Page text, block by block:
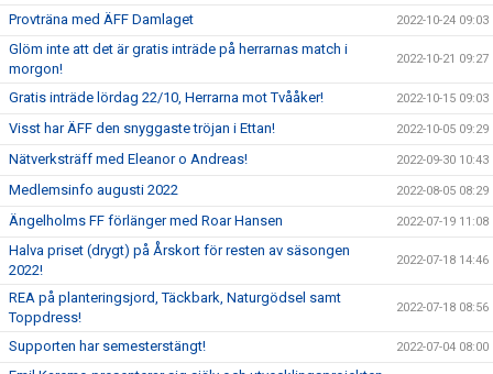
Provträna med ÄFF Damlaget 2022-10-24 09:03
Glöm inte att det är gratis inträde på herrarnas match i
morgon!
2022-10-21 09:27
Gratis inträde lördag 22/10, Herrarna mot Tvååker! 2022-10-15 09:03
Visst har ÄFF den snyggaste tröjan i Ettan! 2022-10-05 09:29
Nätverksträff med Eleanor o Andreas! 2022-09-30 10:43
Medlemsinfo augusti 2022 2022-08-05 08:29
Ängelholms FF förlänger med Roar Hansen 2022-07-19 11:08
Halva priset (drygt) på Årskort för resten av säsongen
2022!
2022-07-18 14:46
REA på planteringsjord, Täckbark, Naturgödsel samt
Toppdress!
2022-07-18 08:56
Supporten har semesterstängt! 2022-07-04 08:00